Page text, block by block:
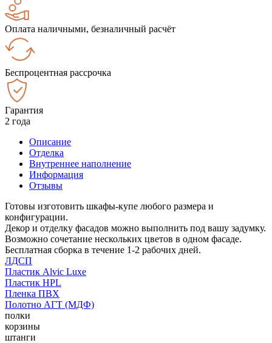
Оплата наличными, безналичный расчёт
Беспроцентная рассрочка
Гарантия
2 года
Описание
Отделка
Внутреннее наполнение
Информация
Отзывы
Готовы изготовить шкафы-купе любого размера и
конфигурации.
Декор и отделку фасадов можно выполнить под вашу задумку.
Возможно сочетание нескольких цветов в одном фасаде.
Бесплатная сборка в течение 1-2 рабочих дней.
ЛДСП
Пластик Alvic Luxe
Пластик HPL
Пленка ПВХ
Полотно АГТ (МДФ)
полки
корзины
штанги